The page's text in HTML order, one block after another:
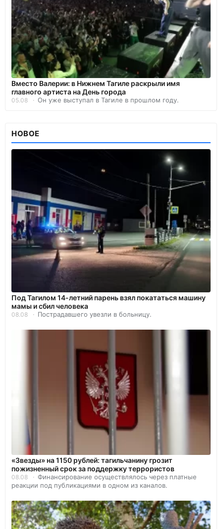
Вместо Валерии: в Нижнем Тагиле раскрыли имя
главного артиста на День города
05.08 Он уже выступал в Тагиле в прошлом году.
НОВОЕ
Под Тагилом 14-летний парень взял покататься машину
мамы и сбил человека
08.08 Пострадавшего увезли в больницу.
«Звезды» на 1150 рублей: тагильчанину грозит
пожизненный срок за поддержку террористов
08.08
Финансирование осуществлялось через платные
реакции под публикациями в одном из каналов.